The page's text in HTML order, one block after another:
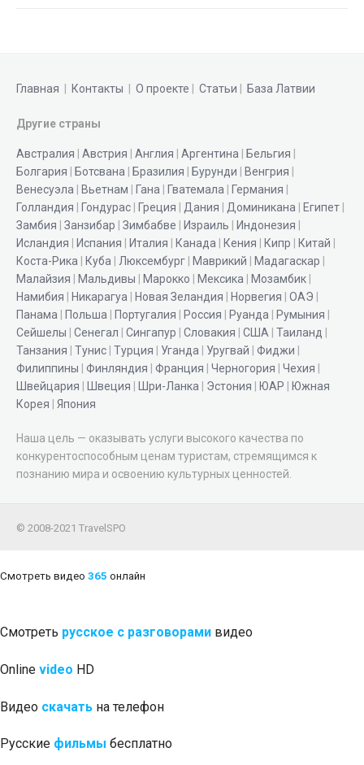
Главная Контакты О проекте Статьи База Латвии
Другие страны
Австралия | Австрия | Англия | Аргентина | Бельгия |
Болгария | Ботсвана | Бразилия | Бурунди | Венгрия |
Венесуэла | Вьетнам | Гана | Гватемала | Германия |
Голландия | Гондурас | Греция | Дания | Доминикана | Египет |
Замбия | Занзибар | Зимбабве | Израиль | Индонезия |
Исландия | Испания | Италия | Канада | Кения | Кипр | Китай |
Коста-Рика | Куба | Люксембург | Маврикий | Мадагаскар |
Малайзия | Мальдивы | Марокко | Мексика | Мозамбик |
Намибия | Никарагуа | Новая Зеландия | Норвегия | ОАЭ |
Панама | Польша | Португалия | Россия | Руанда | Румыния |
Сейшелы | Сенегал | Сингапур | Словакия | США | Таиланд |
Танзания | Тунис | Турция | Уганда | Уругвай | Фиджи |
Филиппины | Финляндия | Франция | Черногория | Чехия |
Швейцария | Швеция | Шри-Ланка | Эстония | ЮАР | Южная
Корея | Япония
Наша цель — оказывать услуги высокого качества по
конкурентоспособным ценам туристам, стремящимся к
познанию мира и освоению культурных ценностей.
© 2008-2021 TravelSPO
Смотреть видео 365 онлайн
Смотреть русское с разговорами видео
Online video HD
Видео скачать на телефон
Русские фильмы бесплатно